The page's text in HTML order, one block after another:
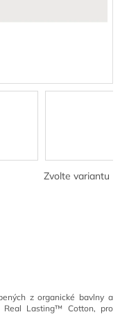
Zvolte variantu
z organické bavlny a
Lasting™ Cotton, pro